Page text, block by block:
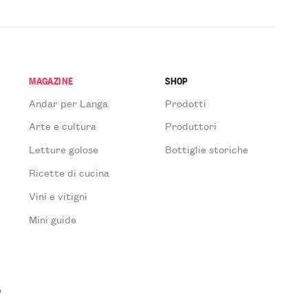
MAGAZINE
Andar per Langa
Arte e cultura
Letture golose
Ricette di cucina
Vini e vitigni
Mini guide
SHOP
Prodotti
Produttori
Bottiglie storiche